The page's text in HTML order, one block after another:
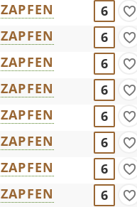
ZAPFEN
6
ZAPFEN
6
ZAPFEN
6
ZAPFEN
6
ZAPFEN
6
ZAPFEN
6
ZAPFEN
6
ZAPFEN
6